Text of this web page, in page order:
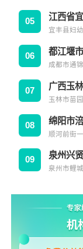
05 江西省
宜丰县妇
06 都江堰
成都市通
07 广西玉
玉林市苗
08 绵阳市
顺河前街
09 泉州兴
泉州市鲤